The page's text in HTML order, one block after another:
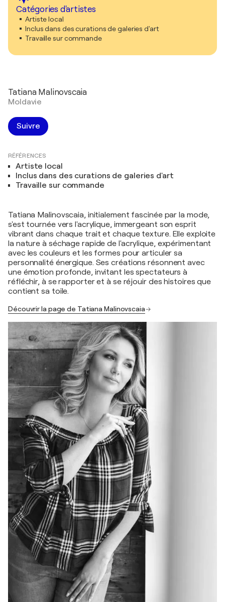
Catégories d'artistes
Artiste local
Inclus dans des curations de galeries d'art
Travaille sur commande
Tatiana Malinovscaia
Moldavie
Suivre
RÉFÉRENCES
Artiste local
Inclus dans des curations de galeries d'art
Travaille sur commande
Tatiana Malinovscaia, initialement fascinée par la mode,
s'est tournée vers l'acrylique, immergeant son esprit
vibrant dans chaque trait et chaque texture. Elle exploite
la nature à séchage rapide de l'acrylique, expérimentant
avec les couleurs et les formes pour articuler sa
personnalité énergique. Ses créations résonnent avec
une émotion profonde, invitant les spectateurs à
réfléchir, à se rapporter et à se réjouir des histoires que
contient sa toile.
Découvrir la page de Tatiana Malinovscaia